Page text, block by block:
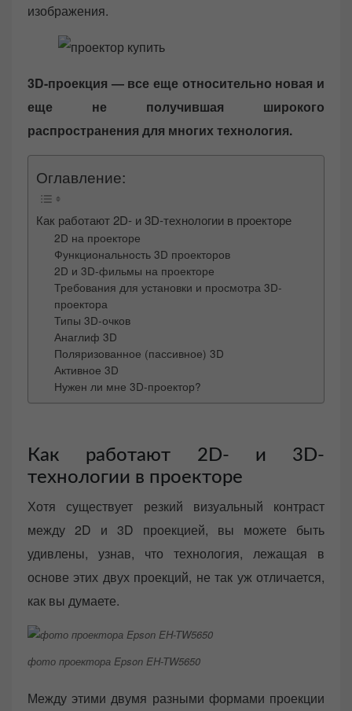
изображения.
3D-проекция — все еще относительно новая и
еще не получившая широкого
распространения для многих технология.
Оглавление:
Как работают 2D- и 3D-технологии в проекторе
2D на проекторе
Функциональность 3D проекторов
2D и 3D-фильмы на проекторе
Требования для установки и просмотра 3D-
проектора
Типы 3D-очков
Анаглиф 3D
Поляризованное (пассивное) 3D
Активное 3D
Нужен ли мне 3D-проектор?
Как работают 2D- и 3D-
технологии в проекторе
Хотя существует резкий визуальный контраст
между 2D и 3D проекцией, вы можете быть
удивлены, узнав, что технология, лежащая в
основе этих двух проекций, не так уж отличается,
как вы думаете.
фото проектора Epson EH-TW5650
Между этими двумя разными формами проекции